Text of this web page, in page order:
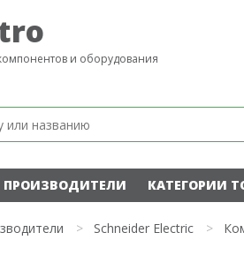
и оборудования
ПРОИЗВОДИТЕЛИ КАТЕГОРИИ
> Schneider Electric >